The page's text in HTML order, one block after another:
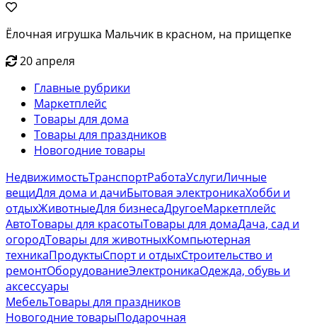
Ёлочная игрушка Мальчик в красном, на прищепке
20 апреля
Главные рубрики
Маркетплейс
Товары для дома
Товары для праздников
Новогодние товары
НедвижимостьТранспортРаботаУслугиЛичные
вещиДля дома и дачиБытовая электроникаХобби и
отдыхЖивотныеДля бизнесаДругоеМаркетплейс
АвтоТовары для красотыТовары для домаДача, сад и
огородТовары для животныхКомпьютерная
техникаПродуктыСпорт и отдыхСтроительство и
ремонтОборудованиеЭлектроникаОдежда, обувь и
аксессуары
МебельТовары для праздников
Новогодние товарыПодарочная